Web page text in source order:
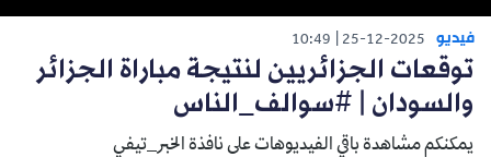
فيديو 25-12-2025
10:49
توقعات الجزائريين لنتيجة مباراة الجزائر
والسودان | #سوالف_الناس
يمكنكم مشاهدة باقي الفيديوهات على نافذة الخبر_تيفي